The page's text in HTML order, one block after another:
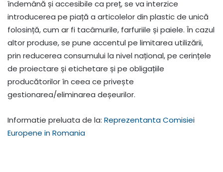
îndemână și accesibile ca preț, se va interzice
introducerea pe piață a articolelor din plastic de unică
folosință, cum ar fi tacâmurile, farfuriile și paiele. În cazul
altor produse, se pune accentul pe limitarea utilizării,
prin reducerea consumului la nivel național, pe cerințele
de proiectare și etichetare și pe obligațiile
producătorilor în ceea ce privește
gestionarea/eliminarea deșeurilor.
Informatie preluata de la: Reprezentanta Comisiei
Europene in Romania